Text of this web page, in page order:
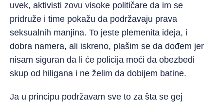
uvek, aktivisti zovu visoke političare da im se
pridruže i time pokažu da podržavaju prava
seksualnih manjina. To jeste plemenita ideja, i
dobra namera, ali iskreno, plašim se da dođem jer
nisam siguran da li će policija moći da obezbedi
skup od hiligana i ne želim da dobijem batine.
Ja u principu podržavam sve to za šta se gej